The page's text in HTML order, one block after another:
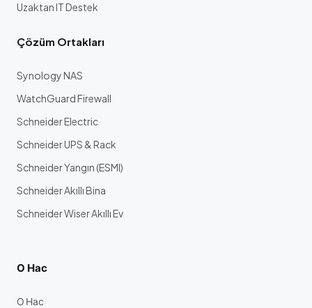
Uzaktan IT Destek
Çözüm Ortakları
Synology NAS
WatchGuard Firewall
Schneider Electric
Schneider UPS & Rack
Schneider Yangın (ESMI)
Schneider Akıllı Bina
Schneider Wiser Akıllı Ev
О Нас
О Нас